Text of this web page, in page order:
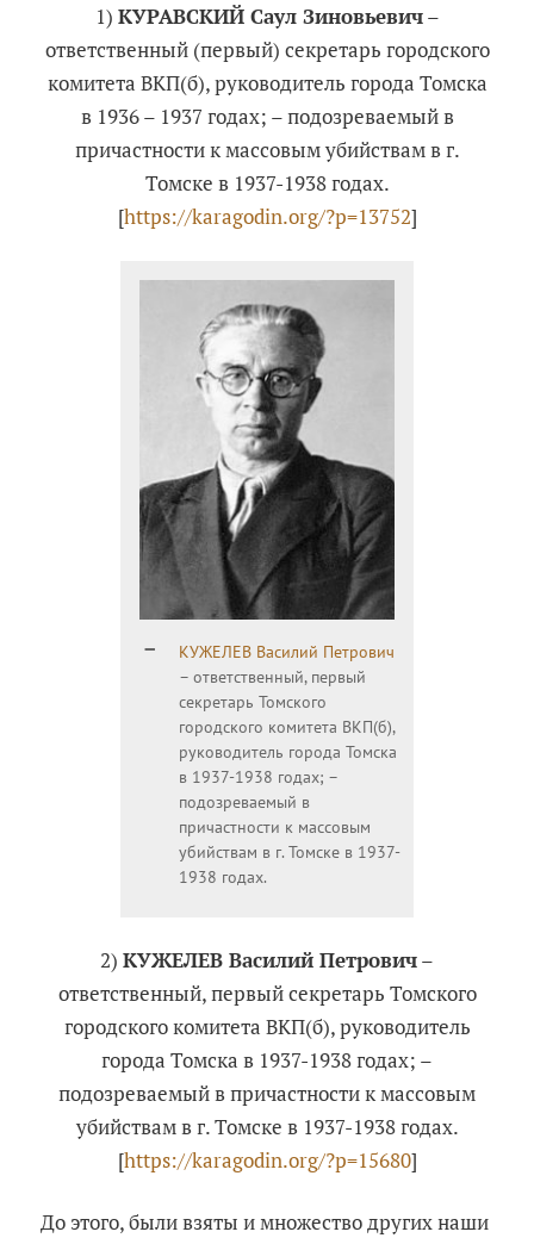
1) КУРАВСКИЙ Саул Зиновьевич–
ответственный (первый) секретарь городского
комитета ВКП(б), руководитель города Томска
в 1936 – 1937 годах; – подозреваемый в
причастности к массовым убийствам в г.
Томске в 1937-1938 годах.
[https://karagodin.org/?p=13752]
КУЖЕЛЕВ Василий Петрович
– ответственный, первый
секретарь Томского
городского комитета ВКП(б),
руководитель города Томска
в 1937-1938 годах; –
подозреваемый в
причастности к массовым
убийствам в г. Томске в 1937-
1938 годах.
2) КУЖЕЛЕВ Василий Петрович–
ответственный, первый секретарь Томского
городского комитета ВКП(б), руководитель
города Томска в 1937-1938 годах; –
подозреваемый в причастности к массовым
убийствам в г. Томске в 1937-1938 годах.
[https://karagodin.org/?p=15680]
До этого, были взяты и множество других наши